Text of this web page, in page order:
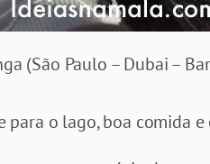
(São Paulo – Dubai –
para o lago, boa comida